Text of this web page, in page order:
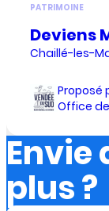
PATRIMOINE
Deviens
Chaillé-les-
Proposé
Office
Envie
plus ?